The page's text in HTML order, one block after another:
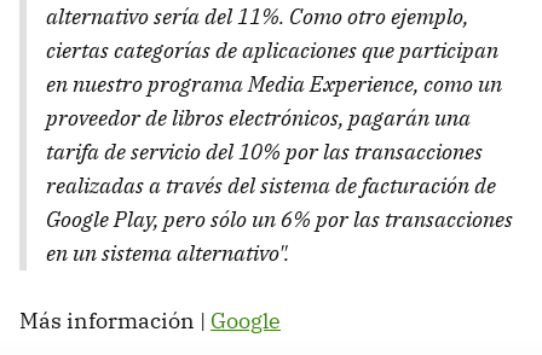
alternativo sería del 11%. Como otro ejemplo,
ciertas categorías de aplicaciones que participan
en nuestro programa Media Experience, como un
proveedor de libros electrónicos, pagarán una
tarifa de servicio del 10% por las transacciones
realizadas a través del sistema de facturación de
Google Play, pero sólo un 6% por las transacciones
en un sistema alternativo".
Más información | Google